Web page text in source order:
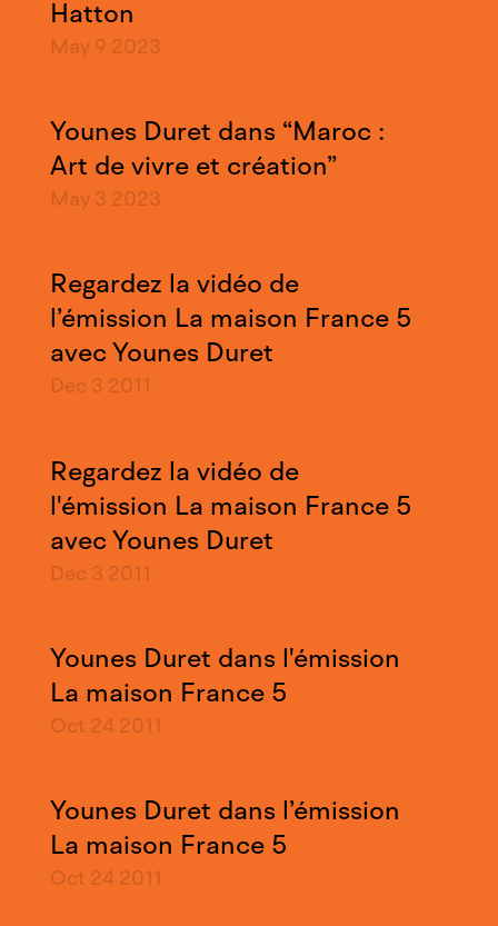
Hatton
May 9 2023
Younes Duret dans “Maroc :
Art de vivre et création”
May 3 2023
Regardez la vidéo de
l’émission La maison France 5
avec Younes Duret
Dec 3 2011
Regardez la vidéo de
l'émission La maison France 5
avec Younes Duret
Dec 3 2011
Younes Duret dans l'émission
La maison France 5
Oct 24 2011
Younes Duret dans l’émission
La maison France 5
Oct 24 2011